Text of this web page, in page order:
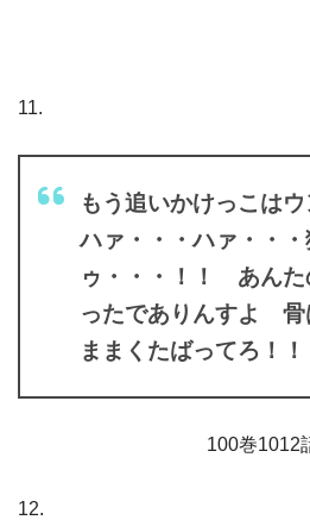
11.
もう追いかけっこは
ハァ・・・ハァ・・
ゥ・・・！！ あんた
ったでありんすよ
ままくたばってろ！！
100巻1012
12.